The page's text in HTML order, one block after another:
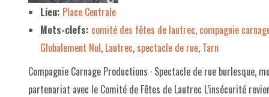
LES FORMULES
LA CARTE
NOS FOURNISSEUR·EUSE·S
LA LIBRAIRIE
Lieu: Place Centrale
Mots-clefs: comité des fêtes de lautrec, compagnie
Globalement Nul, Lautrec, spectacle de rue, Tarn
Compagnie Carnage Productions · Spectacle de rue burlesque,
partenariat avec le Comité de Fêtes de Lautrec L’insécurité